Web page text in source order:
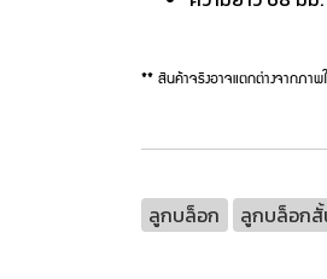
** สินค้าจริงอาจแตกต่างจากภา
ลูกบล็อก ลูกบล็อก